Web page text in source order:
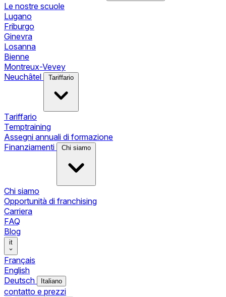
Le nostre scuole
Lugano
Friburgo
Ginevra
Losanna
Bienne
Montreux-Vevey
Neuchâtel
Tariffario
Tariffario
Temptraining
Assegni annuali di formazione
Finanziamenti
Chi siamo
Chi siamo
Opportunità di franchising
Carriera
FAQ
Blog
it
Français
English
Deutsch
Italiano
contatto e prezzi